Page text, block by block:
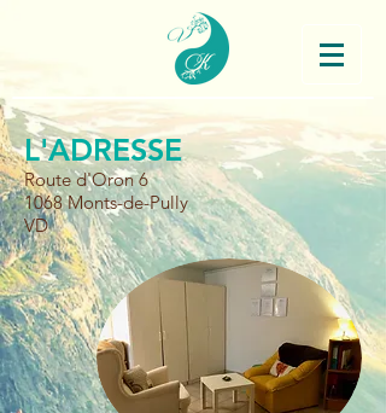
L'ADRESSE
Route d'Oron 6
1068 Monts-de-Pully
VD